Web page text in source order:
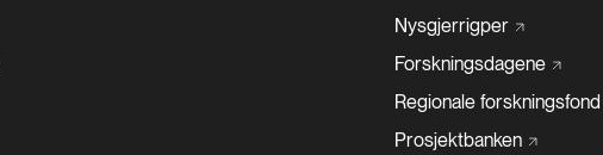
Nysgjerrigper
Forskningsdagene
Regionale forskningsfond
Prosjektbanken